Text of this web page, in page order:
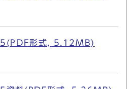
形式, 5.12MB)